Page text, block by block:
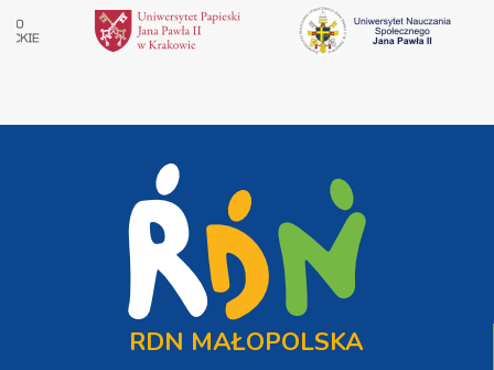
RDN MAŁOPOLSKA